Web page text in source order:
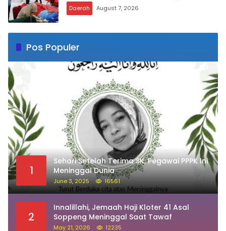
Daerah August 7, 2026
Pos Populer
1
Sehari Setelah Terima SK, Pegawai PPPK Ini
Meninggal Dunia
June 3, 2025 16561
2
Innalillahi, Jemaah Haji Kloter 41 Asal
Soppeng Meninggal Saat Tawaf
May 21, 2026 12235